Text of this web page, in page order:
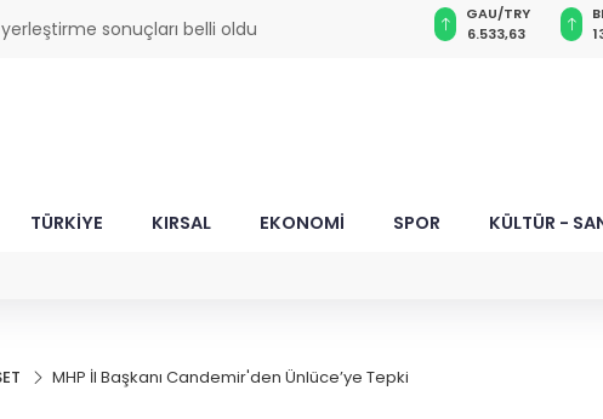
dijital dönem başlıyor... Ruhsat
27,9743
0,0018
BIST 100
13.798,82
TÜRKİYE KIRSAL EKONOMİ SPOR KÜLTÜR -
MHP İl Başkanı Candemir'den Ünlüce’ye Tepki